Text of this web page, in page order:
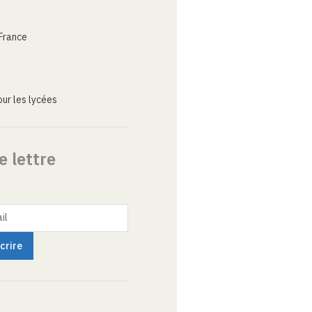
les lycées
lettre